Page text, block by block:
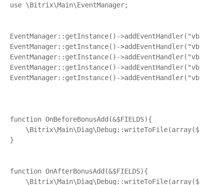
use \Bitrix\Main\EventManager;
EventManager::getInstance()-
EventManager::getInstance()-
EventManager::getInstance()-
EventManager::getInstance()-
EventManager::getInstance()-
function OnBeforeBonusAdd(&$FIELDS){
}
function OnAfterBonusAdd(&$FIELDS){